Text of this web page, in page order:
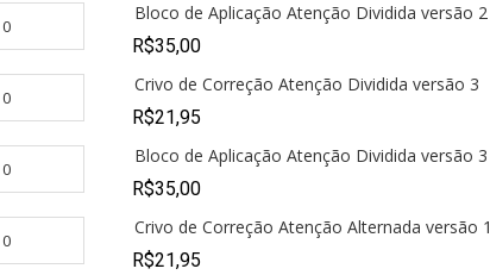
Bloco de Aplicação Atenção Dividida versão 2
R$35,00
Crivo de Correção Atenção Dividida versão 3
R$21,95
Bloco de Aplicação Atenção Dividida versão 3
R$35,00
Crivo de Correção Atenção Alternada versão 1
R$21,95